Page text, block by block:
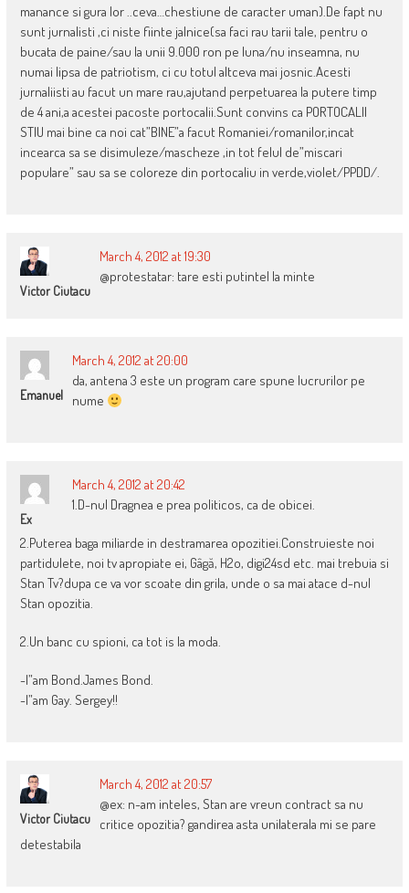
manance si gura lor ..ceva…chestiune de caracter uman).De fapt nu
sunt jurnalisti ,ci niste fiinte jalnice(sa faci rau tarii tale, pentru o
bucata de paine/sau la unii 9.000 ron pe luna/nu inseamna, nu
numai lipsa de patriotism, ci cu totul altceva mai josnic.Acesti
jurnaliisti au facut un mare rau,ajutand perpetuarea la putere timp
de 4 ani,a acestei pacoste portocalii.Sunt convins ca PORTOCALII
STIU mai bine ca noi cat”BINE”a facut Romaniei/romanilor,incat
incearca sa se disimuleze/mascheze ,in tot felul de”miscari
populare” sau sa se coloreze din portocaliu in verde,violet/PPDD/.
Victor Ciutacu
March 4, 2012 at 19:30
@protestatar: tare esti putintel la minte
Emanuel
March 4, 2012 at 20:00
da, antena 3 este un program care spune lucrurilor pe
nume
Ex
March 4, 2012 at 20:42
1.D-nul Dragnea e prea politicos, ca de obicei.
2.Puterea baga miliarde in destramarea opozitiei.Construieste noi
partidulete, noi tv apropiate ei, Gâgă, H2o, digi24sd etc. mai trebuia si
Stan Tv?dupa ce va vor scoate din grila, unde o sa mai atace d-nul
Stan opozitia.
2.Un banc cu spioni, ca tot is la moda.
-I”am Bond.James Bond.
-I”am Gay. Sergey!!
Victor Ciutacu
March 4, 2012 at 20:57
@ex: n-am inteles, Stan are vreun contract sa nu
critice opozitia? gandirea asta unilaterala mi se pare
detestabila